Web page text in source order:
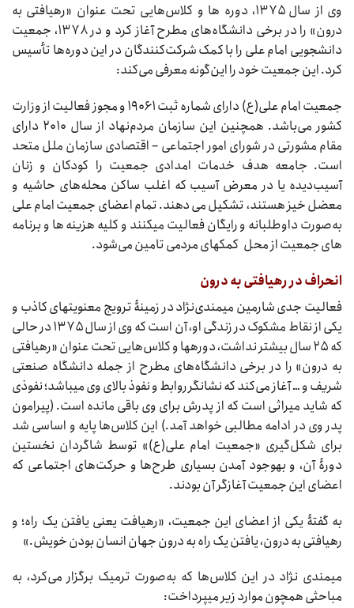
وی از سال ۱۳۷۵، دوره ‏ها و کلاس‌هایی تحت عنوان «رهیافتی به
درون» را در برخی دانشگاه‌های مطرح آغاز کرد و در ۱۳۷۸، جمعیت
دانشجویی امام علی را با کمک شرکت‌کنندگان در این دوره‌ها تأسیس
کرد. این جمعیت خود را این‌گونه معرفی می‌کند:
جمعیت امام علی(ع) دارای شماره ثبت ۱۹۰۶۱ و مجوز فعالیت از وزارت
کشور می‌باشد. همچنین این سازمان مردم‌نهاد از سال ۲۰۱۰ دارای
مقام مشورتی در شورای امور اجتماعی – اقتصادی سازمان ملل متحد
است. جامعه هدف خدمات امدادی جمعیت را کودکان و زنان
آسیب‌دیده یا در معرض آسیب که اغلب ساکن محله‌های حاشیه و
معضل خیز هستند، تشکیل می دهند. تمام اعضای جمعیت امام علی
به‌صورت داوطلبانه و رایگان فعالیت می‏کنند و کلیه هزینه ‏ها و برنامه
‏های جمعیت از محل کمک‏های مردمی تامین می‌شود.
انحراف در رهیافتی به درون
فعالیت جدی شارمین میمندی‌نژاد در زمینۀ ترویج معنویت‏های کاذب و
یکی از نقاط مشکوک در زندگی او، آن است که وی از سال ۱۳۷۵ در حالی
که ۲۵ سال بیشتر نداشت، دوره‏ها و کلاس‌هایی تحت عنوان «رهیافتی
به درون» را در برخی دانشگاه‌های مطرح از جمله دانشگاه صنعتی
شریف و … آغاز می‌کند که نشانگر روابط و نفوذ بالای وی می‏باشد؛ نفوذی
که شاید میراثی است که از پدرش برای وی باقی مانده است. (پیرامون
پدر وی در ادامه مطالبی خواهد آمد.) این کلاس‌ها پایه و اساسی شد
برای شکل‌گیری «جمعیت امام علی(ع)» توسط شاگردان نخستین
دورۀ آن، و به‏وجود آمدن بسیاری طرح‌ها و حرکت‌های اجتماعی که
اعضای این جمعیت آغازگر آن بودند.
به گفتۀ یکی از اعضای این جمعیت، «رهیافت یعنی یافتن یک راه؛ و
رهیافتی به درون، یافتن یک راه به درون جهان انسان بودن خویش.»
میمندی نژاد در این کلاس‌ها که به‌صورت ترمیک برگزار می‌کرد، به
مباحثی همچون موارد زیر می‏پرداخت: